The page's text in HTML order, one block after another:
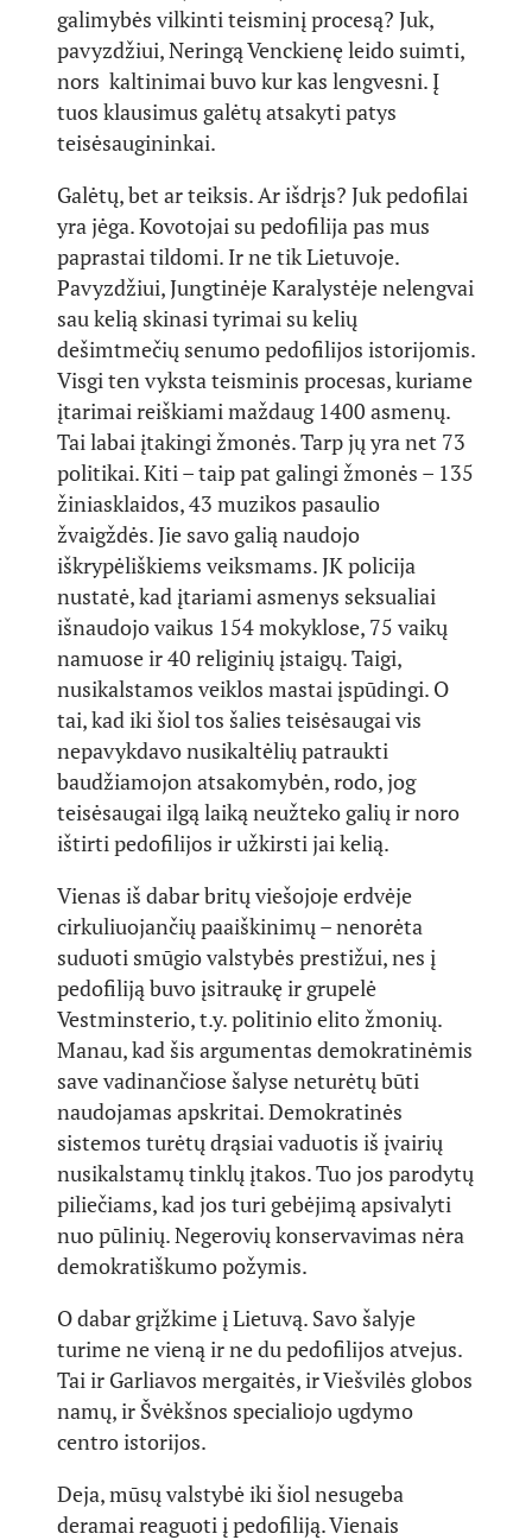
galimybės vilkinti teisminį procesą? Juk,
pavyzdžiui, Neringą Venckienę leido suimti,
nors kaltinimai buvo kur kas lengvesni. Į
tuos klausimus galėtų atsakyti patys
teisėsaugininkai.
Galėtų, bet ar teiksis. Ar išdrįs? Juk pedofilai
yra jėga. Kovotojai su pedofilija pas mus
paprastai tildomi. Ir ne tik Lietuvoje.
Pavyzdžiui, Jungtinėje Karalystėje nelengvai
sau kelią skinasi tyrimai su kelių
dešimtmečių senumo pedofilijos istorijomis.
Visgi ten vyksta teisminis procesas, kuriame
įtarimai reiškiami maždaug 1400 asmenų.
Tai labai įtakingi žmonės. Tarp jų yra net 73
politikai. Kiti – taip pat galingi žmonės – 135
žiniasklaidos, 43 muzikos pasaulio
žvaigždės. Jie savo galią naudojo
iškrypėliškiems veiksmams. JK policija
nustatė, kad įtariami asmenys seksualiai
išnaudojo vaikus 154 mokyklose, 75 vaikų
namuose ir 40 religinių įstaigų. Taigi,
nusikalstamos veiklos mastai įspūdingi. O
tai, kad iki šiol tos šalies teisėsaugai vis
nepavykdavo nusikaltėlių patraukti
baudžiamojon atsakomybėn, rodo, jog
teisėsaugai ilgą laiką neužteko galių ir noro
ištirti pedofilijos ir užkirsti jai kelią.
Vienas iš dabar britų viešojoje erdvėje
cirkuliuojančių paaiškinimų – nenorėta
suduoti smūgio valstybės prestižui, nes į
pedofiliją buvo įsitraukę ir grupelė
Vestminsterio, t.y. politinio elito žmonių.
Manau, kad šis argumentas demokratinėmis
save vadinančiose šalyse neturėtų būti
naudojamas apskritai. Demokratinės
sistemos turėtų drąsiai vaduotis iš įvairių
nusikalstamų tinklų įtakos. Tuo jos parodytų
piliečiams, kad jos turi gebėjimą apsivalyti
nuo pūlinių. Negerovių konservavimas nėra
demokratiškumo požymis.
O dabar grįžkime į Lietuvą. Savo šalyje
turime ne vieną ir ne du pedofilijos atvejus.
Tai ir Garliavos mergaitės, ir Viešvilės globos
namų, ir Švėkšnos specialiojo ugdymo
centro istorijos.
Deja, mūsų valstybė iki šiol nesugeba
deramai reaguoti į pedofiliją. Vienais